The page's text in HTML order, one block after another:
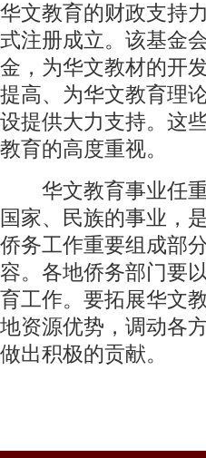
华文教育的财政支持
式注册成立。该基金
金，为华文教材的开
提高、为华文教育理
设提供大力支持。这
教育的高度重视。
华文教育事业任重
国家、民族的事业，
侨务工作重要组成部
容。各地侨务部门要
育工作。要拓展华文
地资源优势，调动各
做出积极的贡献。